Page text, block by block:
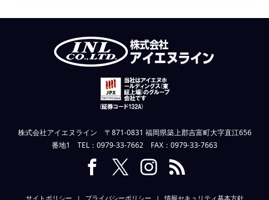
株式会社アイエヌライン 〒871-0831 福岡県築上郡吉富町大字直江656
番地1 TEL：0979-33-7662 FAX：0979-33-7663
サイトポリシー プライバシーポリシー 情報セキュリティ基本方針